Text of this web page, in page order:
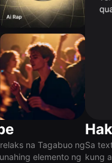
na Tagabuo ng
elemento ng
Sa
kung